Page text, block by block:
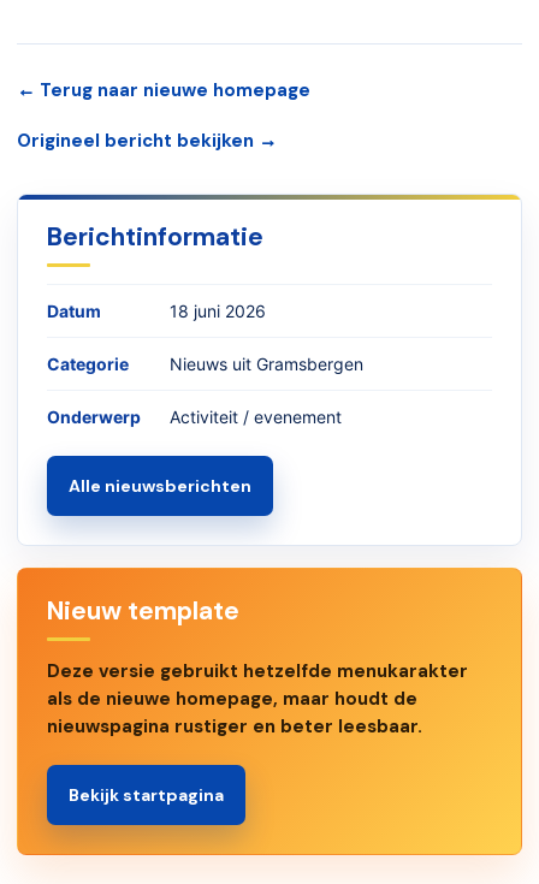
← Terug naar nieuwe homepage
Origineel bericht bekijken →
Berichtinformatie
Datum 18 juni 2026
Categorie Nieuws uit Gramsbergen
Onderwerp Activiteit / evenement
Alle nieuwsberichten
Nieuw template
Deze versie gebruikt hetzelfde menukarakter
als de nieuwe homepage, maar houdt de
nieuwspagina rustiger en beter leesbaar.
Bekijk startpagina